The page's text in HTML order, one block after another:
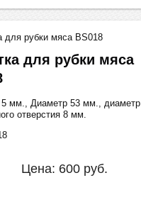
для рубки мяса BS018
для рубки мяса
мм., Диаметр 53 мм., диаметр
отверстия 8 мм.
Цена: 600 руб.